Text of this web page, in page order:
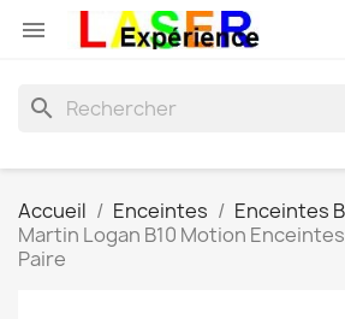

search
Accueil Enceintes
Enceintes
Martin Logan B10 Motion
Paire